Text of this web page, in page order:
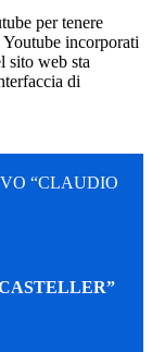
per tenere
incorporati
sito web sta
di
“CLAUDIO